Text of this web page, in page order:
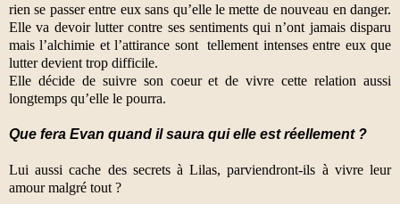
rien se passer entre eux sans qu’elle le mette de nouveau en danger.
Elle va devoir lutter contre ses sentiments qui n’ont jamais disparu
mais l’alchimie et l’attirance sont
tellement intenses entre eux que
lutter devient trop difficile.
Elle décide de suivre son coeur et de vivre cette relation aussi
longtemps qu’elle le pourra.
Que fera Evan quand il saura qui elle est réellement ?
Lui aussi cache des secrets à Lilas, parviendront-ils à vivre leur
amour malgré tout ?